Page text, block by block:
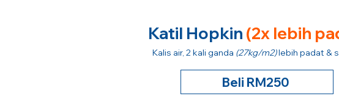
Katil Hopkin (2x lebih
Kalis air, 2 kali ganda (27kg/m2)lebih padat &
Beli RM250